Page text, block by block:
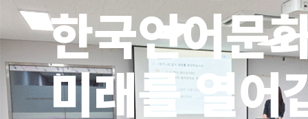
한국언어문
미래를 열어